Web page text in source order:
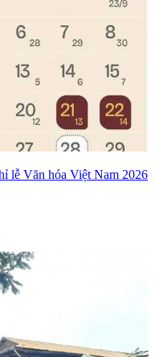
lễ Văn hóa Việt Nam 2026